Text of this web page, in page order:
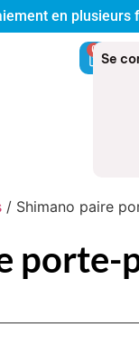
en plusieurs
0
Se
/ Shimano paire
porte-